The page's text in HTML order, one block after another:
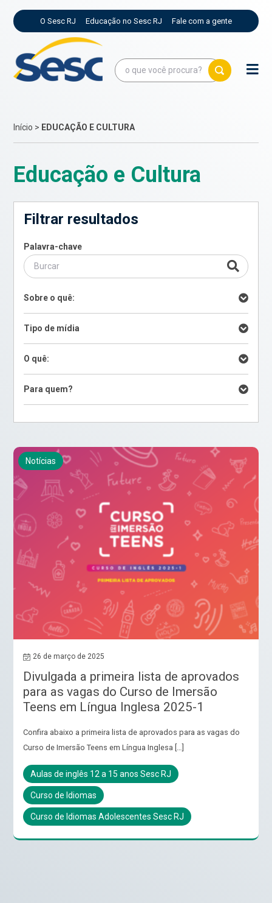
O Sesc RJ Educação no Sesc RJ Fale com a gente
Início > EDUCAÇÃO E CULTURA
Educação e Cultura
Filtrar resultados
Palavra-chave
Sobre o quê:
Tipo de mídia
O quê:
Para quem?
Notícias
26 de março de 2025
Divulgada a primeira lista de aprovados
para as vagas do Curso de Imersão
Teens em Língua Inglesa 2025-1
Confira abaixo a primeira lista de aprovados para as vagas do
Curso de Imersão Teens em Língua Inglesa […]
Aulas de inglês 12 a 15 anos Sesc RJ
Curso de Idiomas
Curso de Idiomas Adolescentes Sesc RJ